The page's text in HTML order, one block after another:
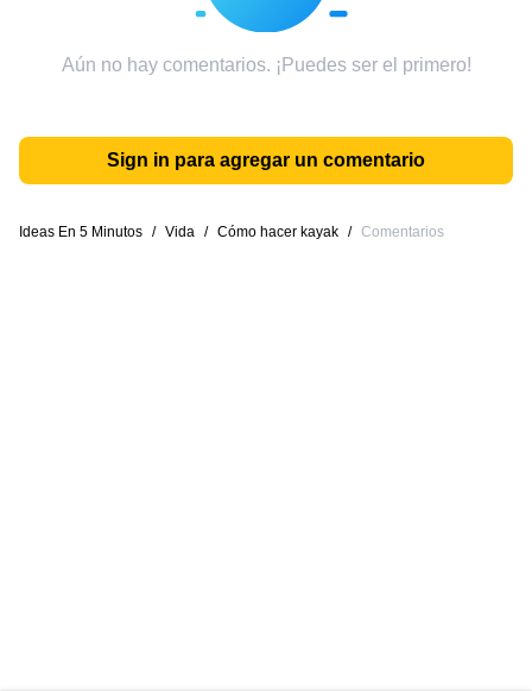
Aún no hay comentarios. ¡Puedes ser el primero!
Sign in para agregar un comentario
Ideas En 5 Minutos / Vida / Cómo hacer kayak / Comentarios